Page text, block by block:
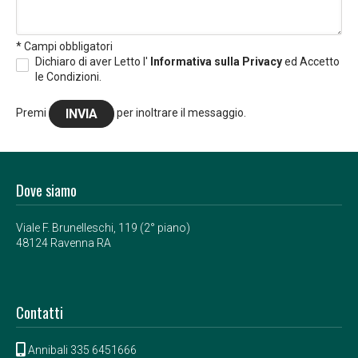
* Campi obbligatori
Dichiaro di aver Letto l' Informativa sulla Privacyed Accetto
le Condizioni.
Premi per inoltrare il messaggio.
Dove siamo
Viale F. Brunelleschi, 119 (2° piano)
48124 Ravenna RA
Contatti
Annibali 335 6451666